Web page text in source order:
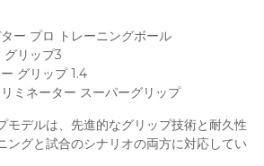
ー プロ トレーニングボール
グリップ3
グリップ 1.4
ミネーター スーパーグリップ
モデルは、先進的なグリップ技術と耐久性
ングと試合のシナリオの両方に対応してい